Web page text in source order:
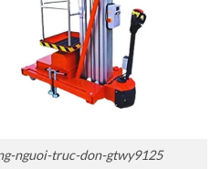
nguoi-truc-don-gtwy9125